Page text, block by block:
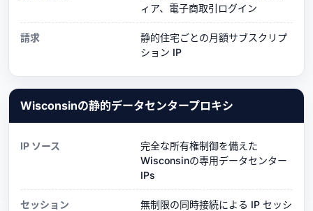
ィア、電子商取引ログイン
請求
静的住宅ごとの月額サブスクリプ
ション IP
Wisconsinの静的データセンタープロキシ
IP ソース
完全な所有権制御を備えた
Wisconsinの専用データセンター
IPs
セッション
無制限の同時接続による IP セッシ